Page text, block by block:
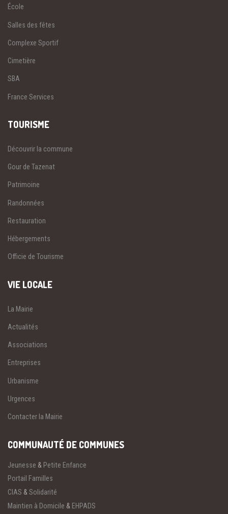
École
Salles des fêtes
Complexe Sportif
Cimetière
SBA
France Services
TOURISME
Découvrir la commune
Gour de Tazenat
Patrimoine
Randonnées
Restauration
Hébergements
Officie de Tourisme
VIE LOCALE
La Mairie
Actualités
Associations
Entreprises
Urbanisme
Urgences
Contacter la Mairie
COMMUNAUTÉ DE COMMUNES
Jeunesse & Petite Enfance
Portail Familles
CIAS &Solidarité
Maintien à Domicile & EHPADS